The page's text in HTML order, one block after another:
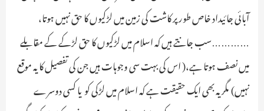
آبائی جائیداد خاص طور پر کاشت کی زمین میں لڑکیوں کا حق نہیں ہوتا،
…………سب جانتے ہیں کہ اسلام میں لڑکیوں کا حق لڑکے کے مقابلے
میں نصف ہوتا ہے،( اس کی بہت سی وجوہات ہیں جن کی تفصیل کا یہ موقع
نہیں) مگر یہ بھی ایک حقیقت ہے کہ اسلام میں لڑکی کو یا کسی دوسرے